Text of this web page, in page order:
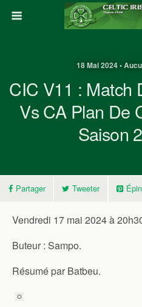
18 Mai 2024 •
CIC V11 : Match
Vs CA Plan De
Saison
Partager Tweeter
Vendredi 17 mai 2024 à
Buteur : Sampo.
Résumé par Batbeu.